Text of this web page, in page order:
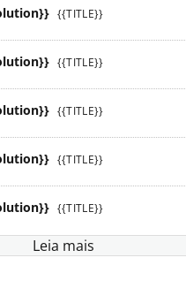
{{TITLE}}
{{TITLE}}
{{TITLE}}
{{TITLE}}
{{TITLE}}
Leia mais